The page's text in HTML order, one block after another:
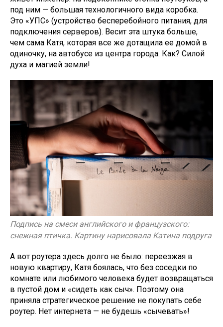
под ним — большая технологичного вида коробка.
Это «УПС» (устройство бесперебойного питания, для
подключения серверов). Весит эта штука больше,
чем сама Катя, которая все же дотащила ее домой в
одиночку, на автобусе из центра города. Как? Силой
духа и магией земли!
Подпись на смеси английского и французского:
снежная птичка. Картину нарисовала Катина подруга
А вот роутера здесь долго не было: переезжая в
новую квартиру, Катя боялась, что без соседки по
комнате или любимого человека будет возвращаться
в пустой дом и «сидеть как сыч». Поэтому она
приняла стратегическое решение не покупать себе
роутер. Нет интернета — не будешь «сычевать»!